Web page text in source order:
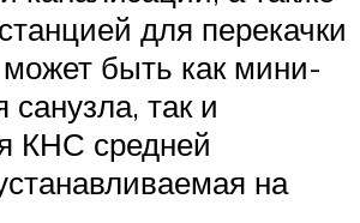
для перекачки
может быть как мини-
санузла, так и
КНС средней
на